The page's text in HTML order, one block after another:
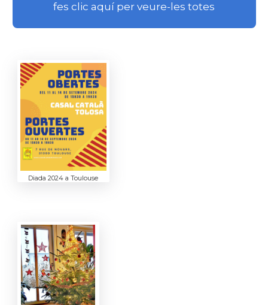
fes clic aquí per veure-les totes
Diada 2024 a Toulouse